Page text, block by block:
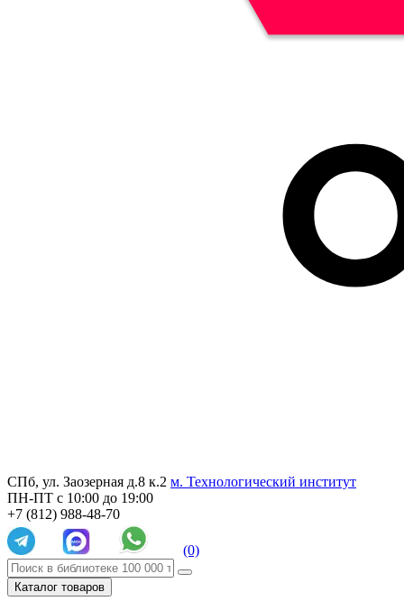
СПб, ул. Заозерная д.8 к.2 м. Технологический институт
ПН-ПТ с 10:00 до 19:00
+7 (812) 988-48-70
(0)
Каталог товаров